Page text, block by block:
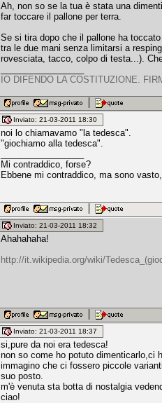
Ah, non so se la tua è stata una
far toccare il pallone per terra.
Se si tira dopo che il pallone ha
tra le due mani senza limitarsi a
rovesciata, tacco, colpo di testa...).
IO DIFENDO LA COSTITUZIONE.
Inviato: 21-03-2011 18:30
noi lo chiamavamo "la tedesca".
"giochiamo alla tedesca".
Mi contraddico, forse?
Ebbene mi contraddico, ma sono
Inviato: 21-03-2011 18:32
Ahahahaha!
http://it.wikipedia.org/wiki/
Inviato: 21-03-2011 18:37
si,pure da noi era tedesca!
non so come ho potuto dimenticarlo,ci
immagino che ci fossero piccole
suo posto.
m'è venuta sta botta di nostalgia
ciao!